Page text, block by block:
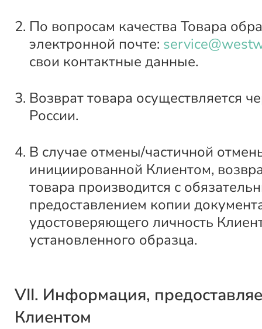
По вопросам качества Товара
электронной почте:
свои контактные данные.
Возврат товара осуществляется
России.
В случае отмены/частичной
инициированной Клиентом,
товара производится с
предоставлением копии
удостоверяющего личность
установленного образца.
VII. Информация,
Клиентом